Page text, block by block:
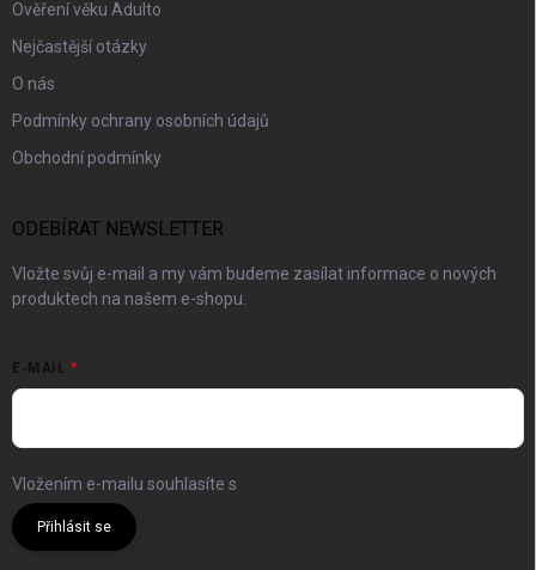
Ověření věku Adulto
Nejčastější otázky
O nás
Podmínky ochrany osobních údajů
Obchodní podmínky
ODEBÍRAT NEWSLETTER
Vložte svůj e-mail a my vám budeme zasílat informace o nových
produktech na našem e-shopu.
E-MAIL
Vložením e-mailu souhlasíte s
Přihlásit se